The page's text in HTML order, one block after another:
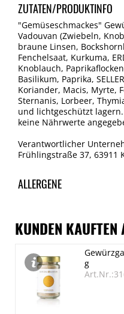
ZUTATEN/PRODUKTINFO
"Gemüseschmackes"
Vadouvan (Zwiebeln,
braune Linsen,
Fenchelsaat, Kurkuma,
Knoblauch,
Basilikum, Paprika,
Koriander, Macis, Myrte,
Sternanis, Lorbeer,
und lichtgeschützt
keine Nährwerte
Verantwortlicher
Frühlingstraße 37, 63911
ALLERGENE
Spuren / Enthalten
Erdnuss
Enthalten
(Knollen-)Sellerie
Enthalten
KUNDEN KAUFTEN
g